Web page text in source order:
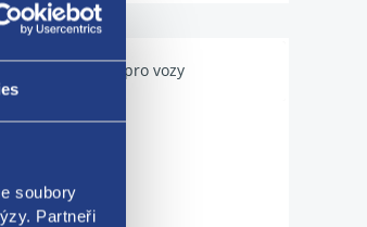
soubory
Partneři
Použitelné pro vozy